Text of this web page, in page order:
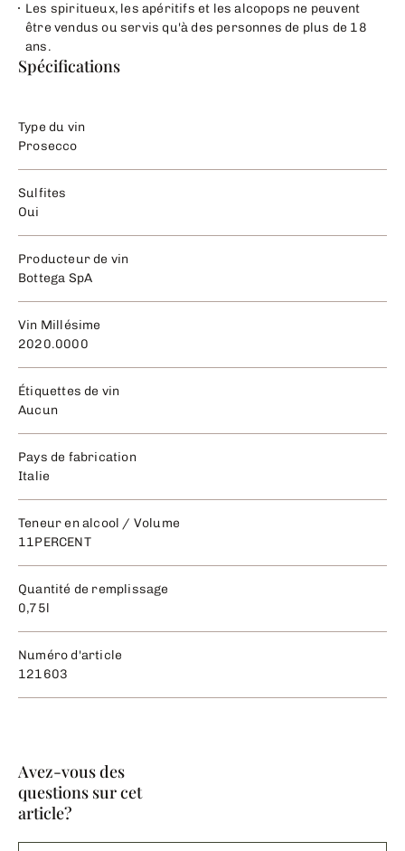
Les spiritueux, les apéritifs et les alcopops ne peuvent
être vendus ou servis qu'à des personnes de plus de 18
ans.
Spécifications
Type du vin
Prosecco
Sulfites
Oui
Producteur de vin
Bottega SpA
Vin Millésime
2020.0000
Étiquettes de vin
Aucun
Pays de fabrication
Italie
Teneur en alcool / Volume
11PERCENT
Quantité de remplissage
0,75l
Numéro d'article
121603
Avez-vous des
questions sur cet
article?